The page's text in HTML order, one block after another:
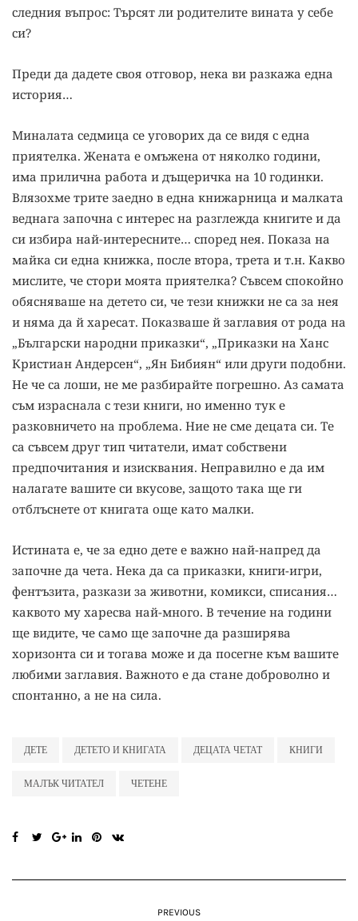
следния въпрос: Търсят ли родителите вината у себе
си?
Преди да дадете своя отговор, нека ви разкажа една
история…
Миналата седмица се уговорих да се видя с една
приятелка. Жената е омъжена от няколко години,
има прилична работа и дъщеричка на 10 годинки.
Влязохме трите заедно в една книжарница и малката
веднага започна с интерес на разглежда книгите и да
си избира най-интересните… според нея. Показа на
майка си една книжка, после втора, трета и т.н. Какво
мислите, че стори моята приятелка? Съвсем спокойно
обясняваше на детето си, че тези книжки не са за нея
и няма да й харесат. Показваше й заглавия от рода на
„Български народни приказки“, „Приказки на Ханс
Кристиан Андерсен“, „Ян Бибиян“ или други подобни.
Не че са лоши, не ме разбирайте погрешно. Аз самата
съм израснала с тези книги, но именно тук е
разковничето на проблема. Ние не сме децата си. Те
са съвсем друг тип читатели, имат собствени
предпочитания и изисквания. Неправилно е да им
налагате вашите си вкусове, защото така ще ги
отблъснете от книгата още като малки.
Истината е, че за едно дете е важно най-напред да
започне да чета. Нека да са приказки, книги-игри,
фентъзита, разкази за животни, комикси, списания…
каквото му харесва най-много. В течение на години
ще видите, че само ще започне да разширява
хоризонта си и тогава може и да посегне към вашите
любими заглавия. Важното е да стане доброволно и
спонтанно, а не на сила.
ДЕТЕ ДЕТЕТО И КНИГАТА ДЕЦАТА ЧЕТАТ КНИГИ
МАЛЪК ЧИТАТЕЛ ЧЕТЕНЕ
PREVIOUS